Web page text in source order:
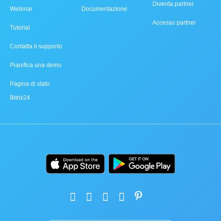
Webinar
Tutorial
Contatta il supporto
Pianifica una demo
Pagina di stato
Bitrix24
Documentazione
Diventa partner
Accesso partner